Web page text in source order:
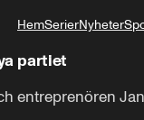
HemSerierNyheter
partiet
entreprenören